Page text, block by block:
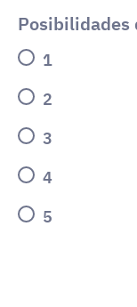
Posibilidades
1
2
3
4
5